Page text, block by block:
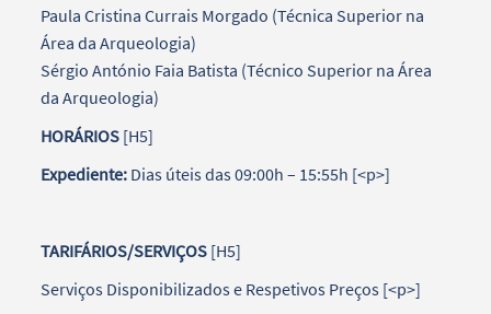
Paula Cristina Currais Morgado (Técnica Superior na
Área da Arqueologia)
Sérgio António Faia Batista (Técnico Superior na Área
da Arqueologia)
HORÁRIOS [H5]
Expediente: Dias úteis das 09:00h – 15:55h [<p>]
TARIFÁRIOS/SERVIÇOS [H5]
Serviços Disponibilizados e Respetivos Preços [<p>]